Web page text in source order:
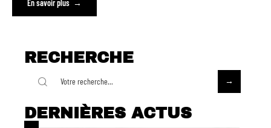
En savoir plus
RECHERCHE
DERNIÈRES ACTUS